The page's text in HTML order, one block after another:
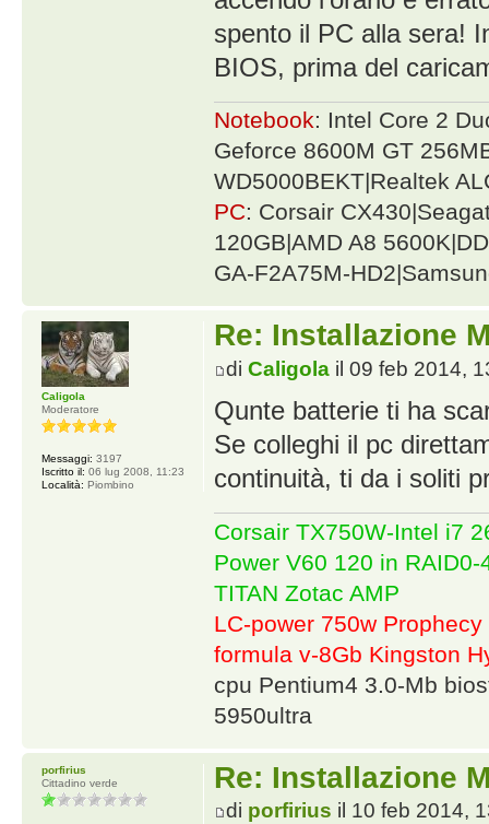
spento il PC alla sera!
BIOS, prima del
Notebook: Intel Core 2
Geforce 8600M GT
WD5000BEKT|Realtek
PC: Corsair
120GB|AMD A8
GA-F2A75M-
Re: Installazione
di Caligolail 09 feb 2014,
Qunte batterie ti ha
Se colleghi il pc
continuità, ti da i soliti
Corsair TX750W-Intel i7
Power V60 120 in
TITAN Zotac AMP
LC-power 750w
formula v-8Gb Kingston
cpu Pentium4 3.0-Mb
5950ultra
Caligola
Moderatore
Messaggi: 3197
Iscritto il: 06 lug 2008, 11:23
Località: Piombino
Re: Installazione
di porfirius il 10 feb 2014,
porfirius
Cittadino verde